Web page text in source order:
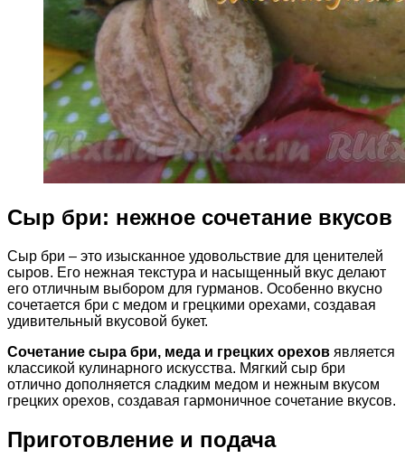
Сыр бри: нежное сочетание вкусов
Сыр бри – это изысканное удовольствие для ценителей
сыров. Его нежная текстура и насыщенный вкус делают
его отличным выбором для гурманов. Особенно вкусно
сочетается бри с медом и грецкими орехами, создавая
удивительный вкусовой букет.
Сочетание сыра бри, меда и грецких орехов является
классикой кулинарного искусства. Мягкий сыр бри
отлично дополняется сладким медом и нежным вкусом
грецких орехов, создавая гармоничное сочетание вкусов.
Приготовление и подача